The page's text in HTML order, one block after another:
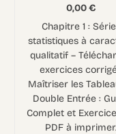
0,00€
Chapitre 1 :
statistiques à
qualitatif –
exercices
Maîtriser les
Double Entrée :
Complet et
PDF à imprimer.